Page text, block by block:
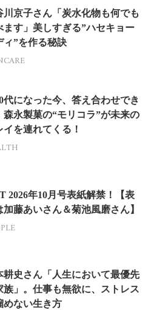
川京子さん「炭水化物も何でも
ます」美しすぎる”ハセキョー
ィ”を作る秘訣
代になった今、答え合わせでき
森永製菓の“モリコラ”が未来の
イを連れてくる！
2026年10月号表紙解禁！【表
加藤あいさん＆菊池風磨さん】
耕史さん「人生において最優先
族」。仕事も無欲に、ストレス
めない生き方